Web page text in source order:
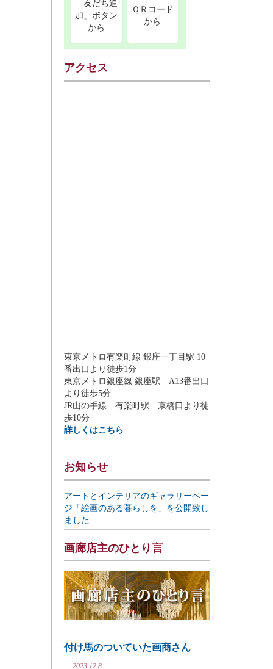
「友だち追
加」ボタン
から
ＱＲコード
から
アクセス
東京メトロ有楽町線 銀座一丁目駅 10
番出口より徒歩1分
東京メトロ銀座線 銀座駅 A13番出口
より徒歩5分
JR山の手線 有楽町駅 京橋口より徒
歩10分
詳しくはこちら
お知らせ
アートとインテリアのギャラリーペー
ジ「絵画のある暮らしを」を公開致し
ました
画廊店主のひとり言
付け馬のついていた画商さん
— 2023.12.8